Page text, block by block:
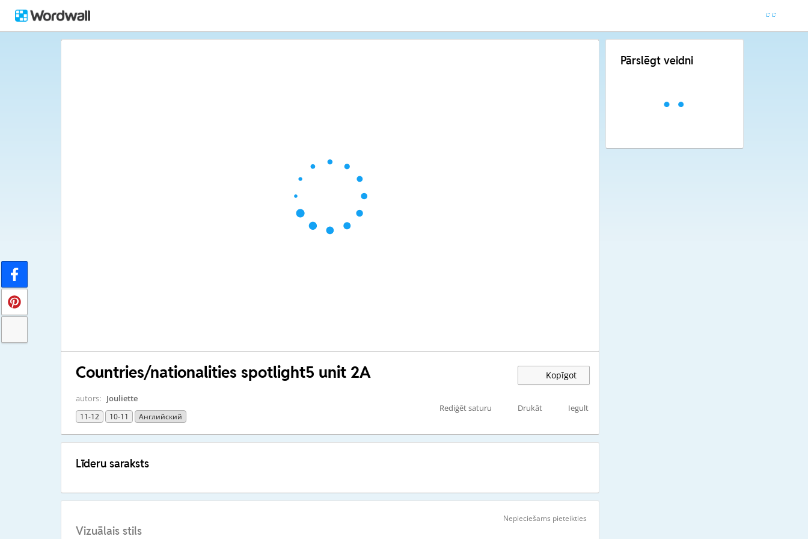
Countries/nationalities spotlight5 unit 2A Kopīgot
autors: Jouliette
11-12 10-11 Английский
Rediģēt saturu Drukāt Iegult
Līderu saraksts
Nepieciešams pieteikties
Vizuālais stils
Pārslēgt veidni